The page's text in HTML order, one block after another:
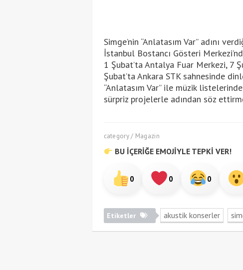
Simge’nin “Anlatasım Var” adını
İstanbul Bostancı Gösteri
1 Şubat’ta Antalya Fuar Merkezi, 7
Şubat’ta Ankara STK sahnesinde
“Anlatasım Var” ile müzik
sürpriz projelerle adından söz
category / Magazin
BU İÇERİĞE EMOJİYLE TEPKİ VER!
0 0 0
Etiketler akustik konserler